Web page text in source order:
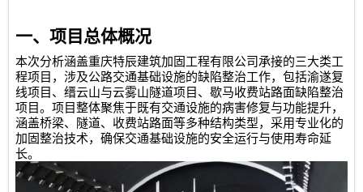
一、项目总体概况
本次分析涵盖重庆特辰建筑加固工程有限公司承接的三大类工
程项目，涉及公路交通基础设施的缺陷整治工作，包括渝遂复
线项目、缙云山与云雾山隧道项目、歇马收费站路面缺陷整治
项目。项目整体聚焦于既有交通设施的病害修复与功能提升，
涵盖桥梁、隧道、收费站路面等多种结构类型，采用专业化的
加固整治技术，确保交通基础设施的安全运行与使用寿命延
长。